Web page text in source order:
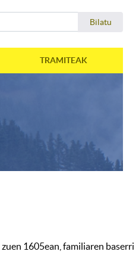
Bilatu
TRAMITEAK
1605ean, familiaren baserri